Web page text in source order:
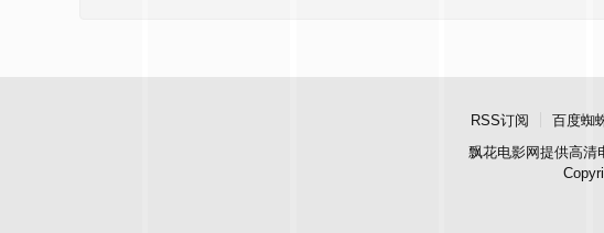
RSS订阅 百度蜘
飘花电影网提供高清